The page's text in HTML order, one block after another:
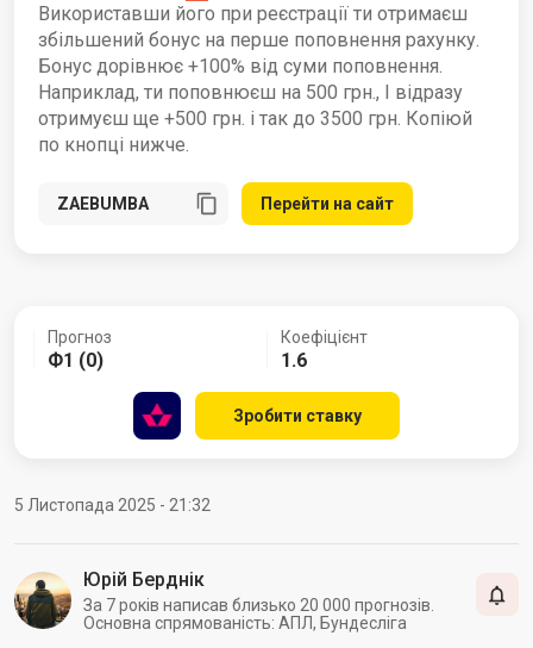
Використавши його при реєстрації ти отримаєш
збільшений бонус на перше поповнення рахунку.
Бонус дорівнює +100% від суми поповнення.
Наприклад, ти поповнюєш на 500 грн., І відразу
отримуєш ще +500 грн. і так до 3500 грн. Копіюй
по кнопці нижче.
Перейти на сайт
Прогноз
Ф1 (0)
Коефіцієнт
1.6
Зробити ставку
5 Листопада 2025 - 21:32
Юрій Берднік
За 7 років написав близько 20 000 прогнозів.
Основна спрямованість: АПЛ, Бундесліга